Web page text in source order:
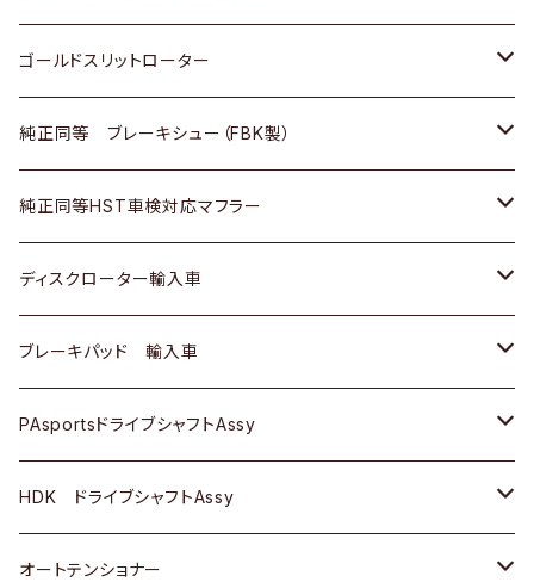
三菱ふそう
ＢＭＷ
三菱ふそう
その他
スバル
マツダ
三菱
スバル
三菱
ダイハツ
マツダ
三菱
スバル
日産
いすゞ
ダイハツ
マツダ
三菱
スバル
ＢＥＮＺ
スズキ
日産
ダイハツ
マツダ
三菱
スバル
ホンダ
日産
いすゞ
ダイハツ
マツダ
三菱
スバル
トヨタ
ホンダ
スズキ
日産
ダイハツ
マツダ
三菱
スバル
ゴールドスリットローター
トヨタ
ホンダ
スズキ
日産
ダイハツ
マツダ
三菱
純正同等 ブレーキシュー（FBK製）
ホンダ
スズキ
日産
ダイハツ
マツダ
三菱
純正同等HST車検対応マフラー
トヨタ
ホンダ
スズキ
日産
いすゞ
ディスクローター輸入車
ＡＵＤＩ
ＢＥＮＺ
ＢＭＷ
GOLF
ブレーキパッド 輸入車
ＢＥＮＺ
ＢＭＷ
ＷＡＧＥＮ
PAsportsドライブシャフトAssy
トヨタ
ホンダ
HDK ドライブシャフトAssy
スズキ
オートテンショナー